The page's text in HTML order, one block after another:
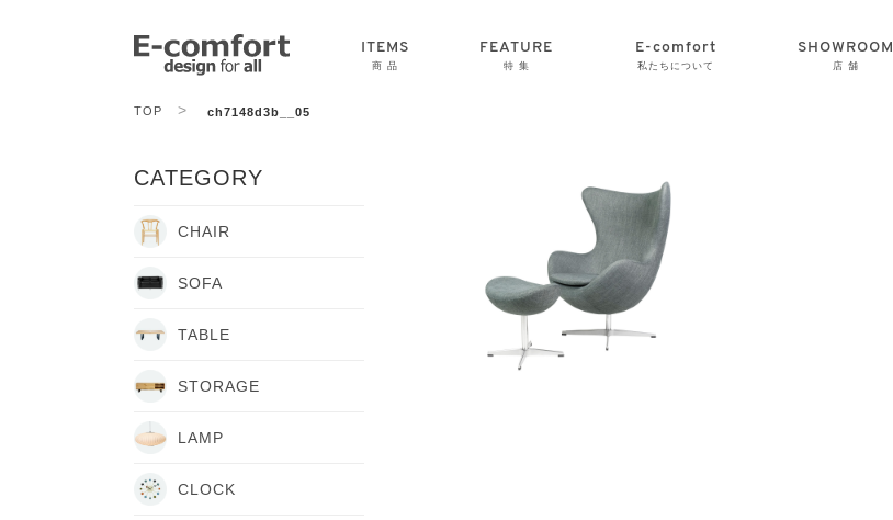
ITEMS
商 品
FEATURE
特 集
E-comfort
私たちについて
SHOWROOM
店 舗
TOP > ch7148d3b__05
CATEGORY
CHAIR
SOFA
TABLE
STORAGE
LAMP
CLOCK